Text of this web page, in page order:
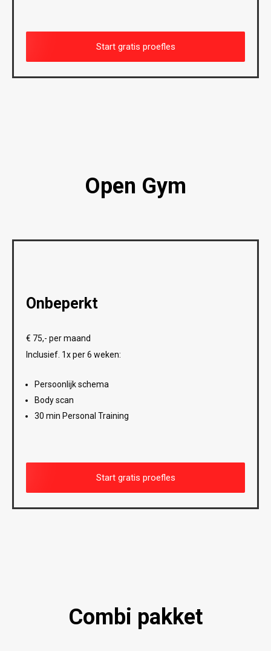
Start gratis proefles
Open Gym
Onbeperkt
€ 75,- per maand
Inclusief. 1x per 6 weken:
Persoonlijk schema
Body scan
30 min Personal Training
Start gratis proefles
Combi pakket